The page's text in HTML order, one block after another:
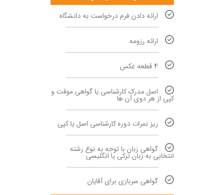
ارائه دادن فرم درخواست به دانشگاه
ارائه رزومه
4 قطعه عکس
اصل مدرک کارشناسی یا گواهی موقت و
کپی از هر دوی آن ها
ریز نمرات دوره کارشناسی اصل یا کپی
گواهی زبان با توجه به نوع رشته
انتخابی به زبان ترکی یا انگلیسی
گواهی سربازی برای آقایان